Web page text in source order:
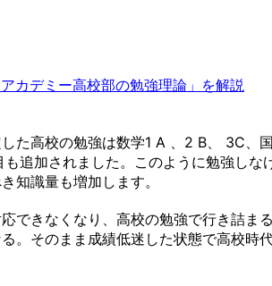
カデミー高校部の勉強理論」を解説
た高校の勉強は数学1 A 、2 B、 3C
追加されました。このように勉強し
知識量も増加します。
できなくなり、高校の勉強で行き詰
そのまま成績低迷した状態で高校時